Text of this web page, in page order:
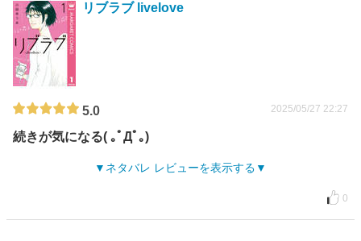
リブラブ livelove
5.0 2025/05/27 22:27
続きが気になる( ｡ﾟДﾟ｡)
ネタバレ レビューを表示する
0